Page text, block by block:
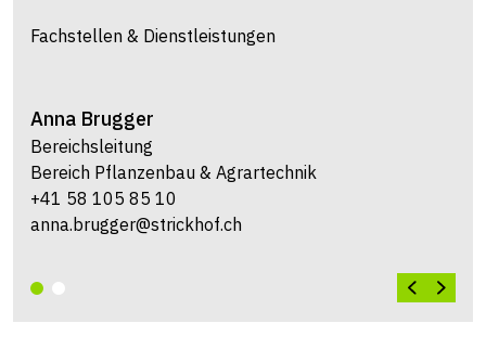
Fachstellen & Dienstleistungen
Anna Brugger
Bereichsleitung
Bereich Pflanzenbau & Agrartechnik
+41 58 105 85 10
anna.brugger@strickhof.ch